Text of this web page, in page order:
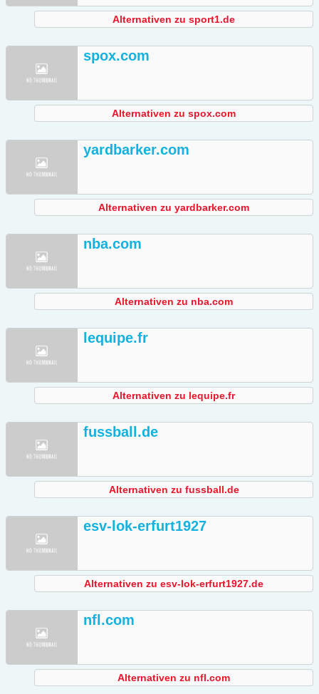
Alternativen zu sport1.de
spox.com
Alternativen zu spox.com
yardbarker.com
Alternativen zu yardbarker.com
nba.com
Alternativen zu nba.com
lequipe.fr
Alternativen zu lequipe.fr
fussball.de
Alternativen zu fussball.de
esv-lok-erfurt1927
Alternativen zu esv-lok-erfurt1927.de
nfl.com
Alternativen zu nfl.com